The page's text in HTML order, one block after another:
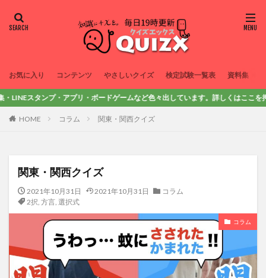
お気に入り コンテンツ やさしいクイズ 検定試験一覧表 資料集
プリ・ボードゲームなど色々出しています。詳しくはここを押してみてね！
HOME コラム 関東・関西クイズ
関東・関西クイズ
2021年10月31日 2021年10月31日
コラム
2択, 方言, 選択式
コラム